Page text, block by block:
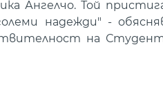
Ангелчо. Той
надежди" -
на